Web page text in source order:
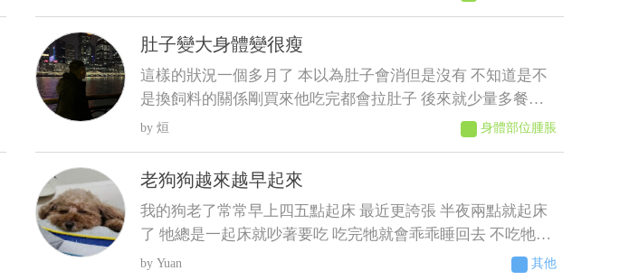
肚子變大身體變很瘦
這樣的狀況一個多月了 本以為肚子會消但是沒有 不知道是不
是換飼料的關係剛買來他吃完都會拉肚子 後來就少量多餐就
比較不會拉了以前飼料都吃很快 現在都吃很慢有時候還沒有
抖 剪完毛到現在沒長多少出來變很瘦看得到肋骨 請問醫師這
是什麼狀況????????
烜 身體部位腫脹
老狗狗越來越早起來
我的狗老了常常早上四五點起床 最近更誇張 半夜兩點就起床
了 牠總是一起床就吵著要吃 吃完牠就會乖乖睡回去 不吃牠就
一直抓門一直來回踱步 我明明晚上十點才給牠吃過 增加了散
Yuan 其他